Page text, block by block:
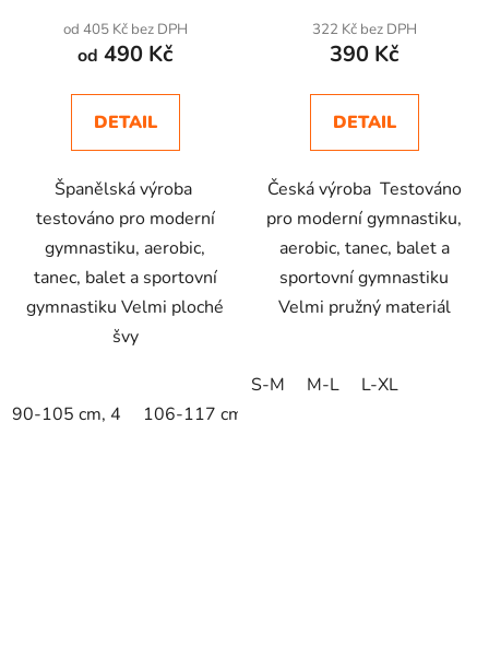
od 405 Kč bez DPH
od 490 Kč
DETAIL
Španělská výroba
testováno pro moderní
gymnastiku, aerobic,
tanec, balet a sportovní
gymnastiku Velmi ploché
švy
90-105 cm, 4 106-117 cm, 6
322 Kč bez DPH
390 Kč
DETAIL
Česká výroba Testováno
pro moderní gymnastiku,
aerobic, tanec, balet a
sportovní gymnastiku
Velmi pružný materiál
S-M M-L L-XL